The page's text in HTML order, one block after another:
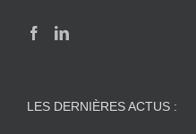
LES DERNIÈRES ACTUS :